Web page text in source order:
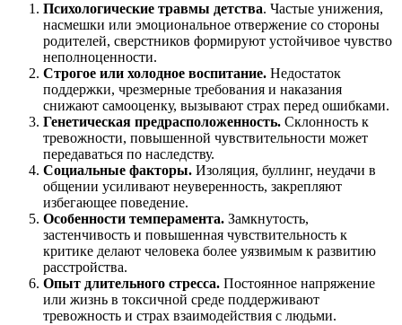
Психологические травмы детства. Частые унижения,
насмешки или эмоциональное отвержение со стороны
родителей, сверстников формируют устойчивое чувство
неполноценности.
Строгое или холодное воспитание. Недостаток
поддержки, чрезмерные требования и наказания
снижают самооценку, вызывают страх перед ошибками.
Генетическая предрасположенность. Склонность к
тревожности, повышенной чувствительности может
передаваться по наследству.
Социальные факторы. Изоляция, буллинг, неудачи в
общении усиливают неуверенность, закрепляют
избегающее поведение.
Особенности темперамента. Замкнутость,
застенчивость и повышенная чувствительность к
критике делают человека более уязвимым к развитию
расстройства.
Опыт длительного стресса. Постоянное напряжение
или жизнь в токсичной среде поддерживают
тревожность и страх взаимодействия с людьми.